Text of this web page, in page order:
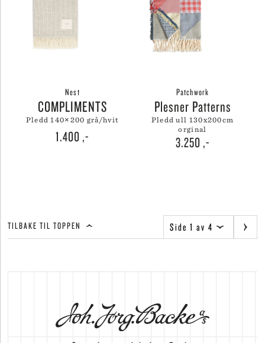
Nest
COMPLIMENTS
pledd 140×200 grå/hvit
1.400 ,-
Patchwork
Plesner Patterns
pledd ull 130x200cm
orginal
3.250 ,-
TILBAKE TIL TOPPEN Side 1 av 4